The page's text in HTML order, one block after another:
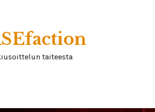
taiteesta